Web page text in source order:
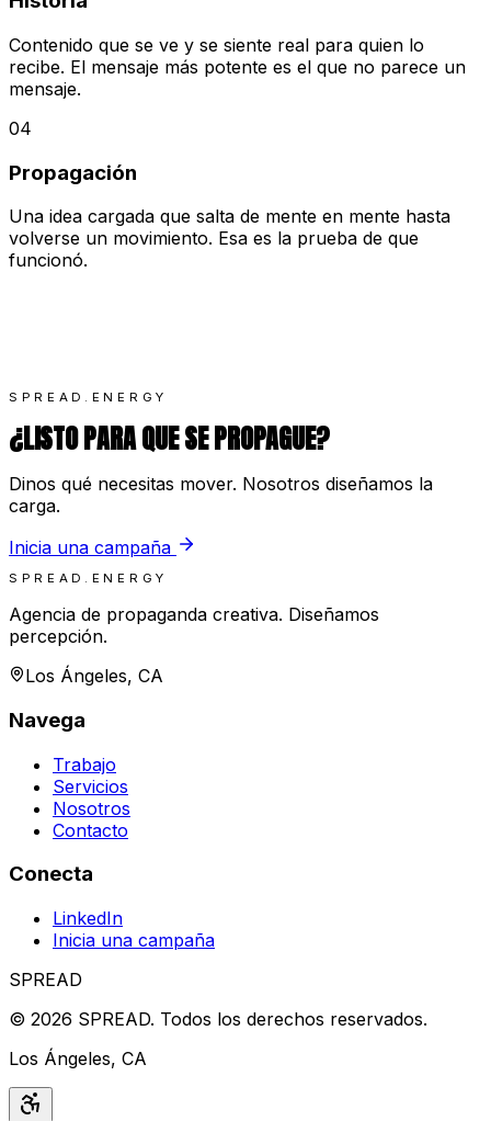
Contenido que se ve y se siente real para quien lo
recibe. El mensaje más potente es el que no parece un
mensaje.
04
Propagación
Una idea cargada que salta de mente en mente hasta
volverse un movimiento. Esa es la prueba de que
funcionó.
SPREAD.ENERGY
¿LISTO PARA QUE SE PROPAGUE?
Dinos qué necesitas mover. Nosotros diseñamos la
carga.
Inicia una campaña
SPREAD.ENERGY
Agencia de propaganda creativa. Diseñamos
percepción.
Los Ángeles, CA
Navega
Trabajo
Servicios
Nosotros
Contacto
Conecta
LinkedIn
Inicia una campaña
SPREAD
© 2026 SPREAD. Todos los derechos reservados.
Los Ángeles, CA